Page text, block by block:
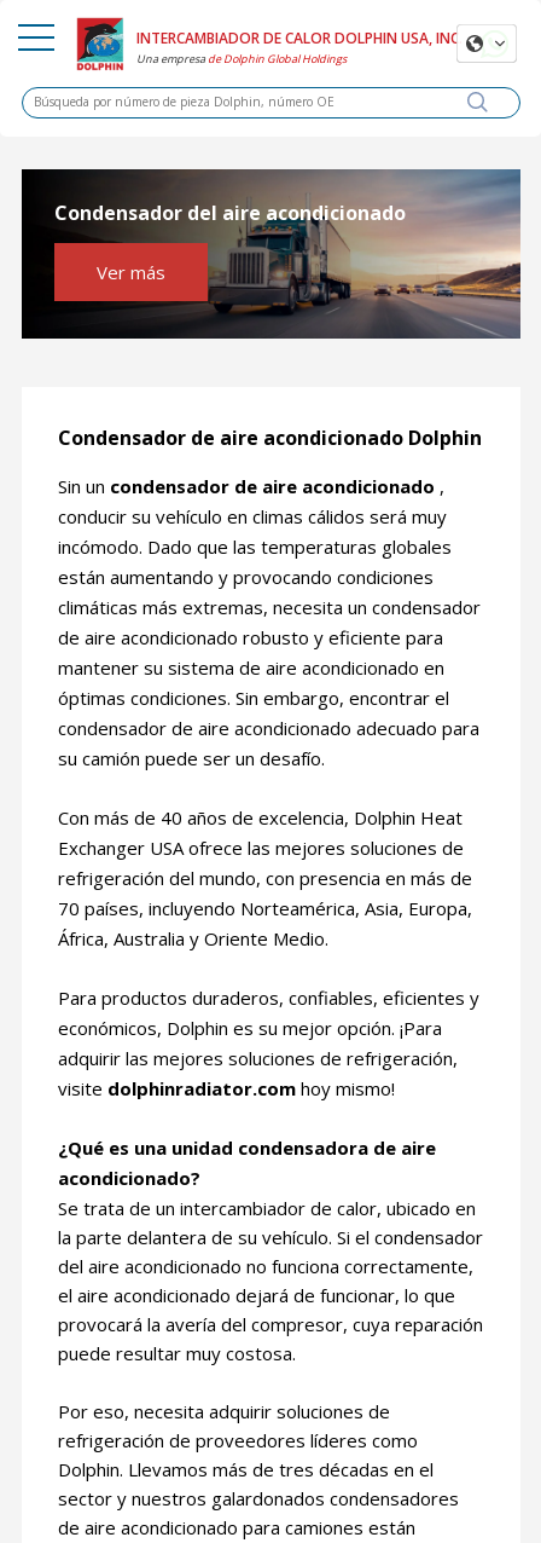
INTERCAMBIADOR DE CALOR DOLPHIN USA, INC.
Una empresade Dolphin Global Holdings
Condensador del aire acondicionado
Ver más
Condensador de aire acondicionado Dolphin
Sin un condensador de aire acondicionado ,
conducir su vehículo en climas cálidos será muy
incómodo. Dado que las temperaturas globales
están aumentando y provocando condiciones
climáticas más extremas, necesita un condensador
de aire acondicionado robusto y eficiente para
mantener su sistema de aire acondicionado en
óptimas condiciones. Sin embargo, encontrar el
condensador de aire acondicionado adecuado para
su camión puede ser un desafío.
Con más de 40 años de excelencia, Dolphin Heat
Exchanger USA ofrece las mejores soluciones de
refrigeración del mundo, con presencia en más de
70 países, incluyendo Norteamérica, Asia, Europa,
África, Australia y Oriente Medio.
Para productos duraderos, confiables, eficientes y
económicos, Dolphin es su mejor opción. ¡Para
adquirir las mejores soluciones de refrigeración,
visite dolphinradiator.comhoy mismo!
¿Qué es una unidad condensadora de aire
acondicionado?
Se trata de un intercambiador de calor, ubicado en
la parte delantera de su vehículo. Si el condensador
del aire acondicionado no funciona correctamente,
el aire acondicionado dejará de funcionar, lo que
provocará la avería del compresor, cuya reparación
puede resultar muy costosa.
Por eso, necesita adquirir soluciones de
refrigeración de proveedores líderes como
Dolphin. Llevamos más de tres décadas en el
sector y nuestros galardonados condensadores
de aire acondicionado para camiones están